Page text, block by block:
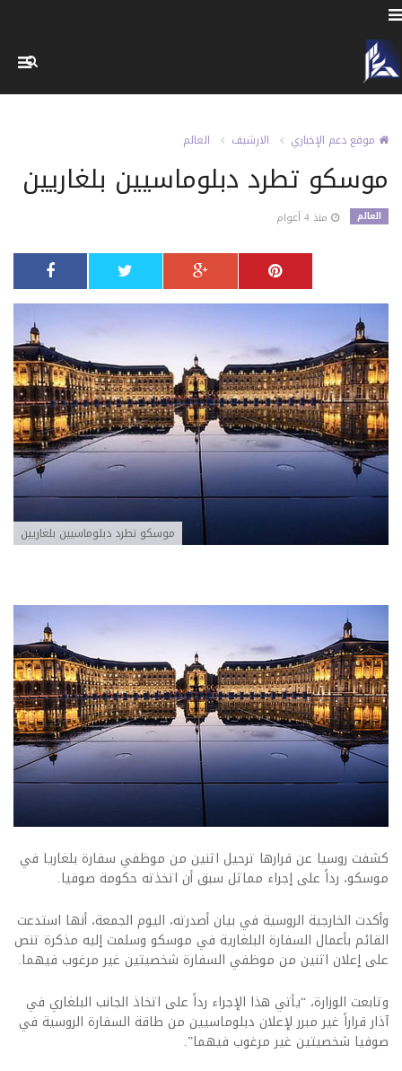
موقع دعم الإخباري الارشيف العالم
موسكو تطرد دبلوماسيين بلغاريين
العالم منذ 4 أعوام
موسكو تطرد دبلوماسيين بلغاريين
كشفت روسيا عن قرارها ترحيل اثنين من موظفي سفارة بلغاريا في
موسكو، رداً على إجراء مماثل سبق أن اتخذته حكومة صوفيا.
وأكدت الخارجية الروسية في بيان أصدرته، اليوم الجمعة، أنها استدعت
القائم بأعمال السفارة البلغارية في موسكو وسلمت إليه مذكرة تنص
على إعلان اثنين من موظفي السفارة شخصيتين غير مرغوب فيهما.
وتابعت الوزارة، “يأتي هذا الإجراء رداً على اتخاذ الجانب البلغاري في
آذار قراراً غير مبرر لإعلان دبلوماسيين من طاقة السفارة الروسية في
صوفيا شخصيتين غير مرغوب فيهما”.